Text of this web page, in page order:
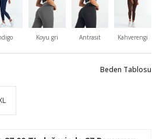
Koyu gri Antrasıt Kahverengi
Beden Tablosu